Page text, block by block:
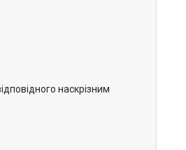
наскрізним